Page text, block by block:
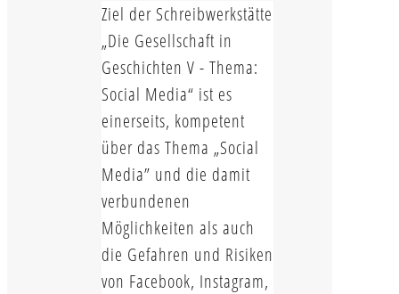
Ziel der Schreibwerkstätte
„Die Gesellschaft in
Geschichten V - Thema:
Social Media“ ist es
einerseits, kompetent
über das Thema „Social
Media” und die damit
verbundenen
Möglichkeiten als auch
die Gefahren und Risiken
von Facebook, Instagram,